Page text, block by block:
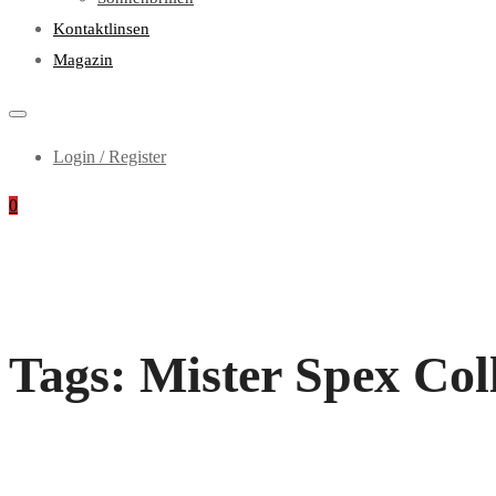
Kontaktlinsen
Magazin
Login / Register
0
Tags: Mister Spex